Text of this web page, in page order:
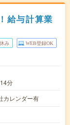
給与計算業
み WEB登録OK
分
カレンダー有